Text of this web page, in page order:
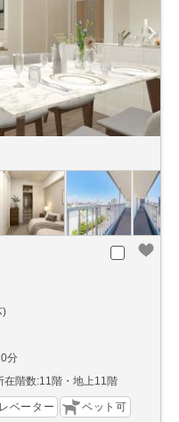
)
分
在階数:11階・地上11階
ベーター
ペット可